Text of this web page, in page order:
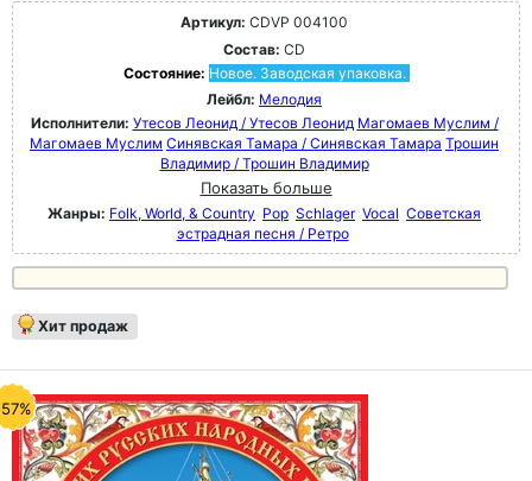
Артикул: CDVP 004100
Состав: CD
Состояние: Новое. Заводская упаковка.
Лейбл: Мелодия
Исполнители: Утесов Леонид / Утесов Леонид Магомаев Муслим /
Магомаев Муслим Синявская Тамара / Синявская Тамара Трошин
Владимир / Трошин Владимир
Показать больше
Жанры: Folk, World, & Country Pop Schlager Vocal Советская
эстрадная песня / Ретро
Хит продаж